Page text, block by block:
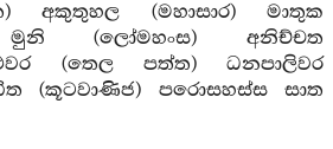
අකුතුහල (මහාසාර) මාතුක
මුනි (ලෝමහංස) අනිච්චත
(තෙල පත්ත) ධනපාලිවර
(කූටවාණිජ) පරොසහස්ස සාත